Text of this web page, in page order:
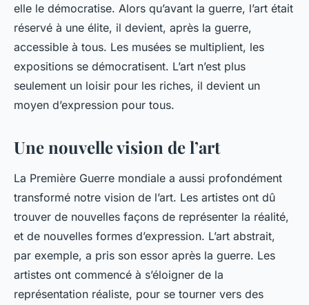
elle le démocratise. Alors qu’avant la guerre, l’art était
réservé à une élite, il devient, après la guerre,
accessible à tous. Les musées se multiplient, les
expositions se démocratisent. L’art n’est plus
seulement un loisir pour les riches, il devient un
moyen d’expression pour tous.
Une nouvelle vision de l’art
La Première Guerre mondiale a aussi profondément
transformé notre vision de l’art. Les artistes ont dû
trouver de nouvelles façons de représenter la réalité,
et de nouvelles formes d’expression. L’art abstrait,
par exemple, a pris son essor après la guerre. Les
artistes ont commencé à s’éloigner de la
représentation réaliste, pour se tourner vers des